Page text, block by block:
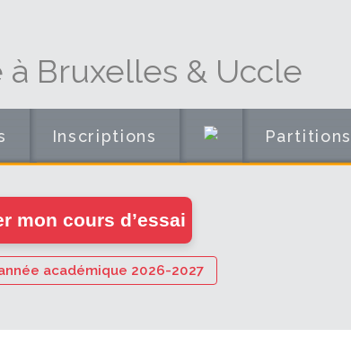
Bruxelles & Uccle
Inscriptions Partitions
mon cours d’essai
académique 2026-2027